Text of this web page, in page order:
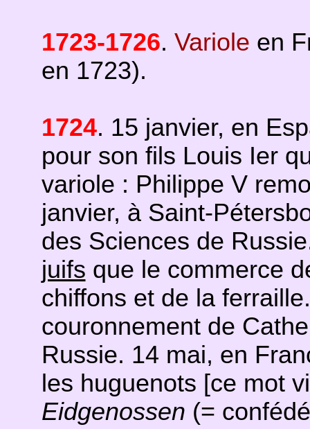
1723-1726. Variole en
en 1723).
1724. 15 janvier, en
pour son fils Louis Ier
variole : Philippe V
janvier, à Saint-
des Sciences de
juifs que le commerce
chiffons et de la
couronnement de
Russie. 14 mai, en
les huguenots [ce mot
Eidgenossen (=